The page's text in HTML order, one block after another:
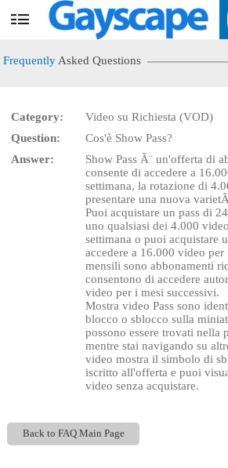
User
Frequently Asked Questions
Category:
Video su Richiesta (VOD)
Question:
Cos'è Show Pass?
Answer:
Show Pass Ã¨ un'offerta di
consente di accedere a
settimana, la rotazione di
presentare una nuova
Puoi acquistare un pass di
uno qualsiasi dei 4.000
settimana o puoi acquistare
accedere a 16.000 video
mensili sono abbonamenti
consentono di accedere
video per i mesi successivi.
Mostra video Pass sono
blocco o sblocco sulla
possono essere trovati nella
mentre stai navigando su
video mostra il simbolo di
iscritto all'offerta e puoi
video senza acquistare.
Back to FAQ Main Page
LIMITED TIME